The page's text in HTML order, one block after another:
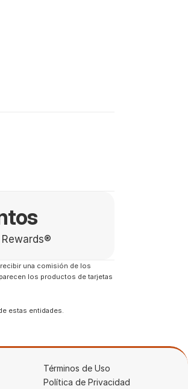
una comisión de los
los productos de tarjetas
estas entidades.
Términos de Uso
Política de Privacidad